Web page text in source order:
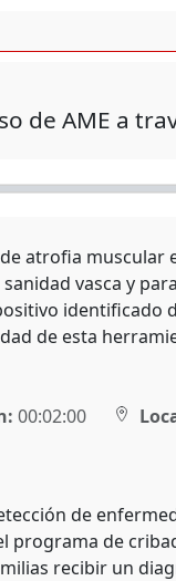
de AME a
atrofia
vasca y
identificado
de esta
00:02:00
de
programa de
recibir un